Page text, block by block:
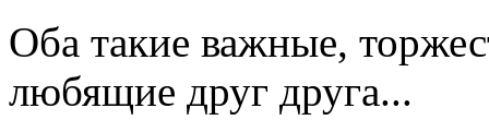
Оба такие важные,
любящие друг друга...